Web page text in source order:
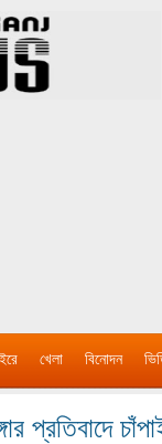
খেলা বিনোদন
প্রতিবাদে